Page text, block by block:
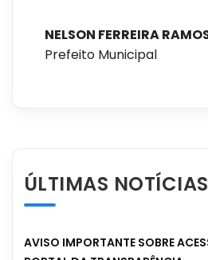
NELSON FERREIRA
Prefeito Municipal
ÚLTIMAS NOTÍCIAS
AVISO IMPORTANTE SOBRE